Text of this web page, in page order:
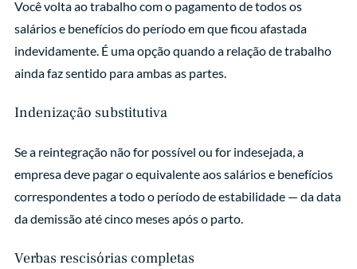
Você volta ao trabalho com o pagamento de todos os
salários e benefícios do período em que ficou afastada
indevidamente. É uma opção quando a relação de trabalho
ainda faz sentido para ambas as partes.
Indenização substitutiva
Se a reintegração não for possível ou for indesejada, a
empresa deve pagar o equivalente aos salários e benefícios
correspondentes a todo o período de estabilidade — da data
da demissão até cinco meses após o parto.
Verbas rescisórias completas